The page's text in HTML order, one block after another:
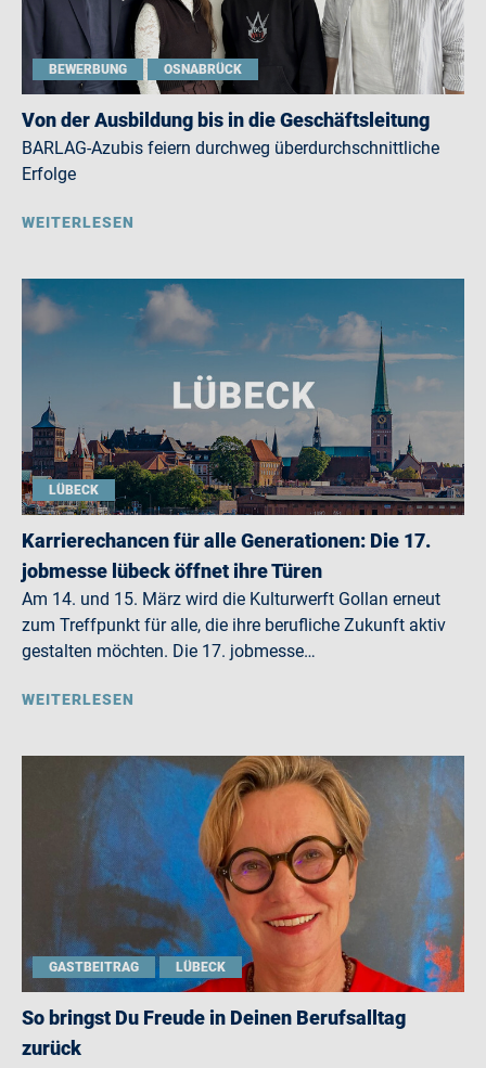
BEWERBUNG OSNABRÜCK
Von der Ausbildung bis in die Geschäftsleitung
BARLAG-Azubis feiern durchweg überdurchschnittliche
Erfolge
WEITERLESEN
LÜBECK
Karrierechancen für alle Generationen: Die 17.
jobmesse lübeck öffnet ihre Türen
Am 14. und 15. März wird die Kulturwerft Gollan erneut
zum Treffpunkt für alle, die ihre berufliche Zukunft aktiv
gestalten möchten. Die 17. jobmesse…
WEITERLESEN
GASTBEITRAG LÜBECK
So bringst Du Freude in Deinen Berufsalltag
zurück